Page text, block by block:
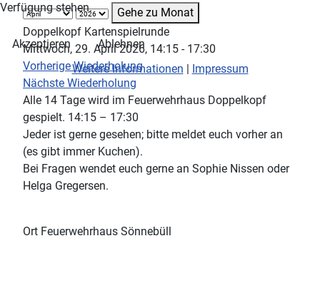
Gehe zu Monat
Doppelkopf Kartenspielrunde
Mittwoch, 29. April 2026, 14:15 - 17:30
Vorherige Wiederholung
Nächste Wiederholung
Alle 14 Tage wird im Feuerwehrhaus Doppelkopf
gespielt. 14:15 – 17:30
Jeder ist gerne gesehen; bitte meldet euch vorher an
(es gibt immer Kuchen).
Bei Fragen wendet euch gerne an Sophie Nissen oder
Helga Gregersen.
Ort Feuerwehrhaus Sönnebüll
Verfügung stehen.
Akzeptieren
Ablehnen
Weitere Informationen | Impressum